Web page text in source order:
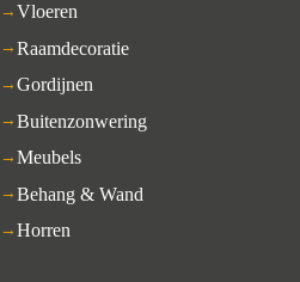
Vloeren
Raamdecoratie
Gordijnen
Buitenzonwering
Meubels
Behang & Wand
Horren